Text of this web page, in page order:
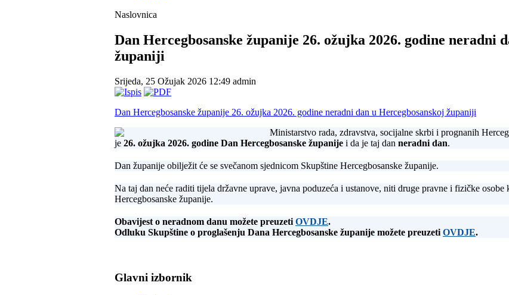
Naslovnica
Dan Hercegbosanske županije 26. ožujka 2026. godine neradni
županiji
Srijeda, 25 Ožujak 2026 12:49 admin
Dan Hercegbosanske županije 26. ožujka 2026. godine neradni dan u Hercegbosanskoj županiji
Ministarstvo rada, zdravstva, socijalne skrbi i prognanih
je 26. ožujka 2026. godine Dan Hercegbosanske županije i da je taj dan neradni dan.
Dan županije obilježit će se svečanom sjednicom Skupštine Hercegbosanske županije.
Na taj dan neće raditi tijela državne uprave, javna poduzeća i ustanove, niti druge pravne i fizičke
Hercegbosanske županije.
Obavijest o neradnom danu možete preuzeti OVDJE.
Odluku Skupštine o proglašenju Dana Hercegbosanske županije možete preuzeti OVDJE.
Glavni izbornik